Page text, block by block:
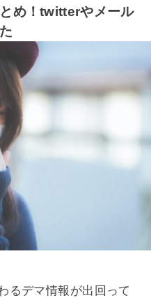
め！twitterやメール
るデマ情報が出回って